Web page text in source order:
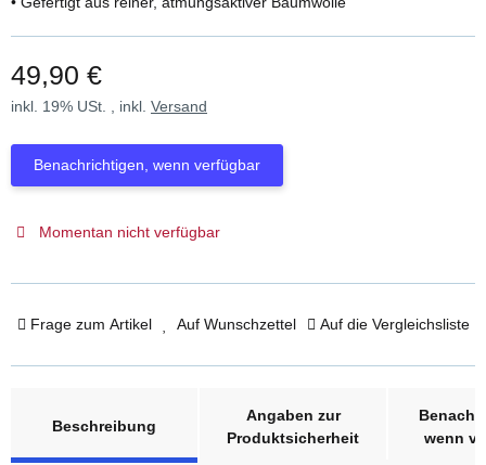
49,90 €
inkl. 19% USt. , inkl. Versand
Benachrichtigen, wenn verfügbar
Momentan nicht verfügbar
Frage zum Artikel Auf Wunschzettel Auf die Vergleichsliste
Beschreibung
Angaben zur
Produktsicherheit
wenn